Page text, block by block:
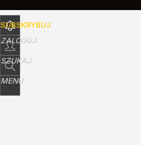
SUBSKRYBUJ
ZALOGUJ
SZUKAJ
MENU